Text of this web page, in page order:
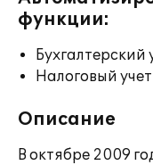
функции:
Бухгалтерский
Налоговый учет
Описание
В октябре 2009